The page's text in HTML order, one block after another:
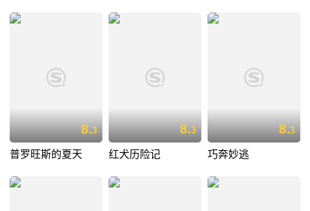
8.3
普罗旺斯的夏天
8.3
红犬历险记
8.3
巧奔妙逃